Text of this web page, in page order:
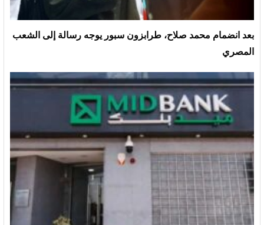
بعد انضمام محمد صلاح، طرابزون سبور يوجه رسالة إلى الشعب
المصري